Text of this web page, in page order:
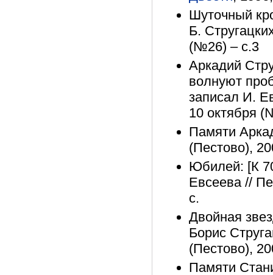
Шуточный
Б.
(№26) – с.3
Аркадий
волнуют
записал И.
10 октября
Памяти
(Пестово),
Юбилей: [К
Евсеева //
с.
Двойная
Борис
(Пестово),
Памяти